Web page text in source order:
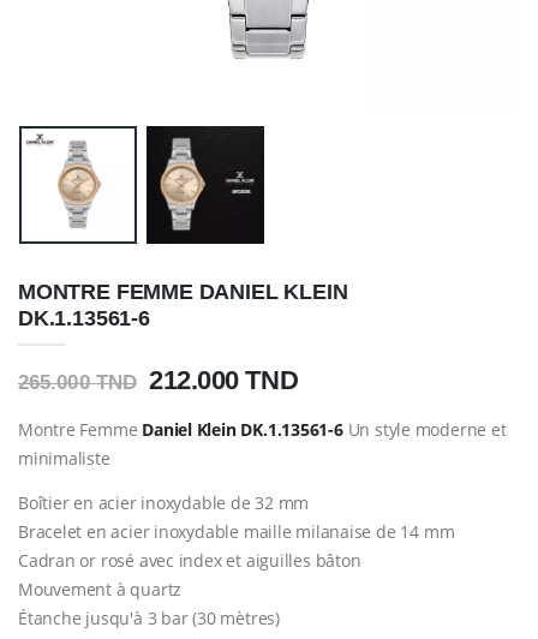
MONTRE FEMME DANIEL KLEIN
DK.1.13561-6
265.000 TND 212.000 TND
Montre Femme Daniel KleinDK.1.13561-6Un style moderne et
minimaliste
Boîtier en acier inoxydable de 32 mm
Bracelet en acier inoxydable maille milanaise de 14 mm
Cadran or rosé avec index et aiguilles bâton
Mouvement à quartz
Étanche jusqu'à 3 bar (30 mètres)